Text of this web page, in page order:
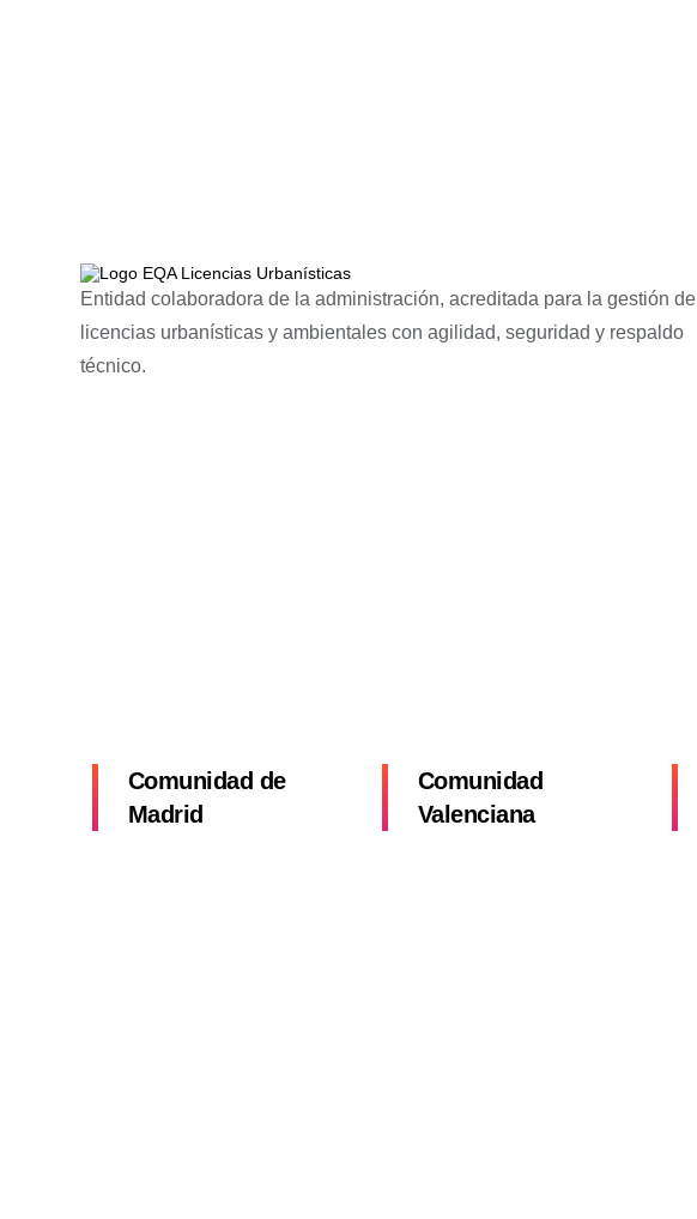
Entidad colaboradora de la administración, acreditada para la gestión de
licencias urbanísticas y ambientales con agilidad, seguridad y respaldo
técnico.
Comunidad de
Madrid
Comunidad
Valenciana